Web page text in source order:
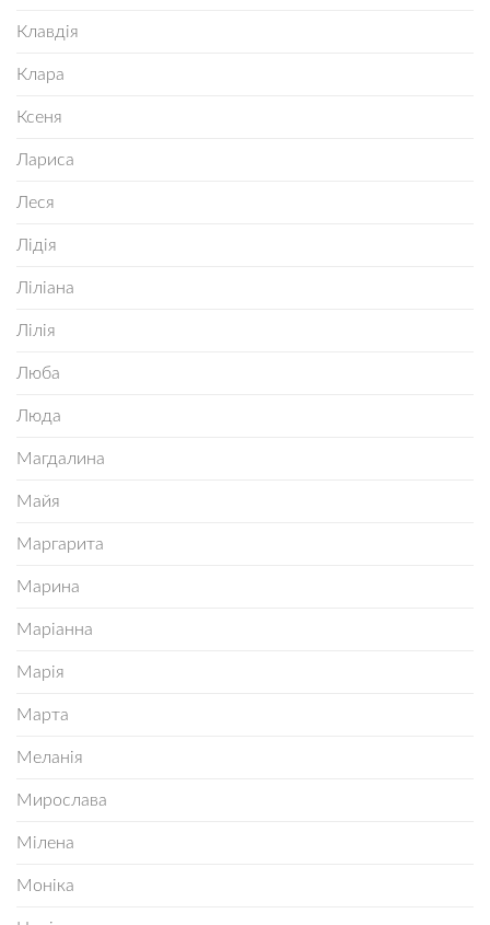
Клавдія
Клара
Ксеня
Лариса
Леся
Лідія
Ліліана
Лілія
Люба
Люда
Магдалина
Майя
Маргарита
Марина
Маріанна
Марія
Марта
Меланія
Мирослава
Мілена
Моніка